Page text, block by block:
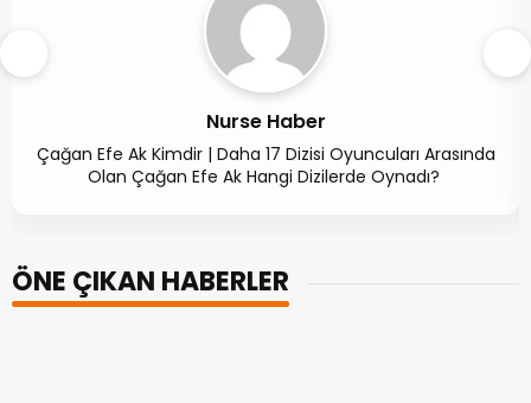
Nurse Haber
Çağan Efe Ak Kimdir | Daha 17 Dizisi Oyuncuları Arasında
Olan Çağan Efe Ak Hangi Dizilerde Oynadı?
ÖNE ÇIKAN HABERLER